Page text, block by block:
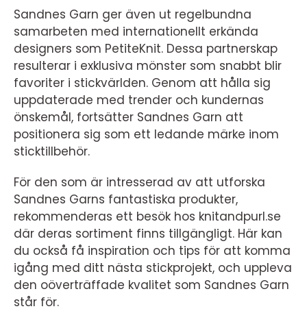
Sandnes Garn ger även ut regelbundna
samarbeten med internationellt erkända
designers som PetiteKnit. Dessa partnerskap
resulterar i exklusiva mönster som snabbt blir
favoriter i stickvärlden. Genom att hålla sig
uppdaterade med trender och kundernas
önskemål, fortsätter Sandnes Garn att
positionera sig som ett ledande märke inom
sticktillbehör.
För den som är intresserad av att utforska
Sandnes Garns fantastiska produkter,
rekommenderas ett besök hos knitandpurl.se
där deras sortiment finns tillgängligt. Här kan
du också få inspiration och tips för att komma
igång med ditt nästa stickprojekt, och uppleva
den oöverträffade kvalitet som Sandnes Garn
står för.